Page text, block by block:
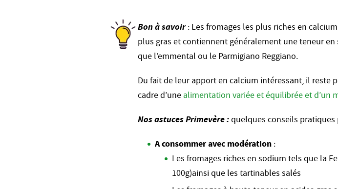
Bon à savoir: Les fromages les plus riches en
plus gras et contiennent généralement une teneur en
que l’emmental ou le Parmigiano Reggiano.
Du fait de leur apport en calcium intéressant, il reste
cadre d’une alimentation variée et équilibrée et d’un
Nos astuces Primevère :quelques conseils
A consommer avec modération :
Les fromages riches en sodium tels que la
100g)ainsi que les tartinables salés